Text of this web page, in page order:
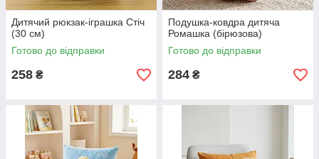
Дитячий рюкзак-іграшка Стіч
(30 см)
Готово до відправки
258 ₴
Подушка-ковдра дитяча
Ромашка (бірюзова)
Готово до відправки
284 ₴